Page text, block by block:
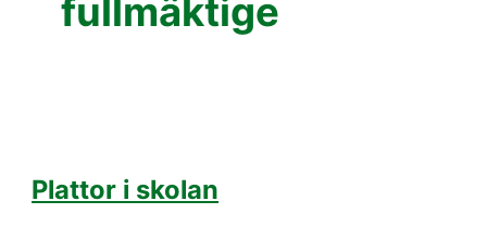
fullmäktige
Plattor i skolan